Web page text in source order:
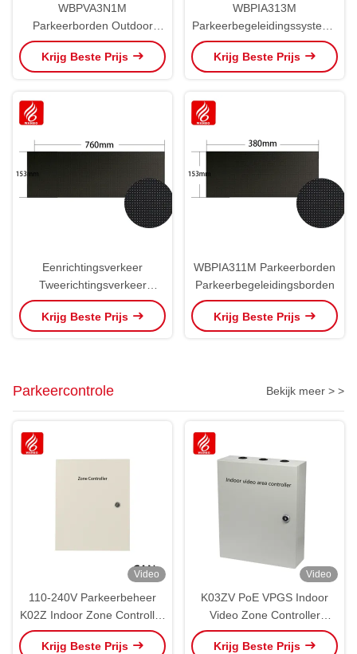
WBPVA3N1M
Parkeerborden Outdoor
Parkeerplaats Groot
geleidingsscherm OEM ODM
Krijg Beste Prijs
WBPIA313M
Parkeerbegeleidingssysteem
Parkeerbegeleidingsscherm
Krijg Beste Prijs
Eenrichtingsverkeer
Tweerichtingsverkeer
Parkeerbord WBPIA312M
Parkeerbegeleidingsscherm
Krijg Beste Prijs
WBPIA311M Parkeerborden
Parkeerbegeleidingsborden
Krijg Beste Prijs
Parkeercontrole Bekijk meer > >
Video
110-240V Parkeerbeheer
K02Z Indoor Zone Controller
RS485 CAN Bus Ultrasone
PGS ZCU
Krijg Beste Prijs
Video
K03ZV PoE VPGS Indoor
Video Zone Controller
Camera LPR Recognize
Parking Control
Krijg Beste Prijs